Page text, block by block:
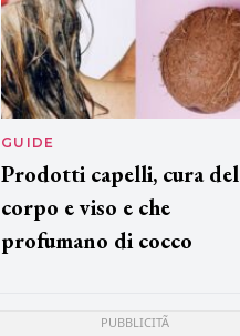
GUIDE
Prodotti capelli, cura del
corpo e viso e che
profumano di cocco